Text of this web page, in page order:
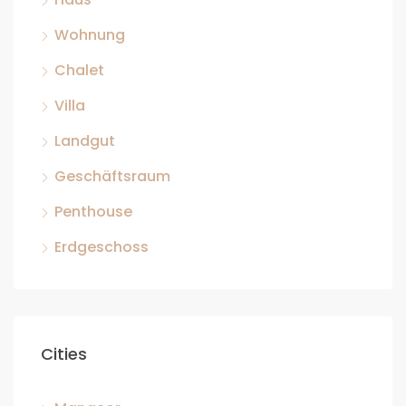
Wohnung
Chalet
Villa
Landgut
Geschäftsraum
Penthouse
Erdgeschoss
Cities